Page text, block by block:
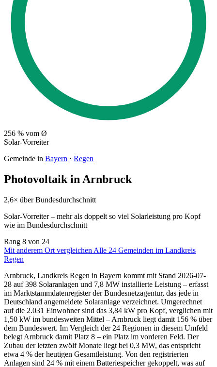
256 % vom Ø
Solar-Vorreiter
Gemeinde in Bayern · Regen
Photovoltaik in Arnbruck
2,6× über Bundesdurchschnitt
Solar-Vorreiter – mehr als doppelt so viel Solarleistung pro Kopf
wie im Bundesdurchschnitt
Rang 8 von 24
Mit anderem Ort vergleichen Alle 24 Gemeinden im Landkreis
Regen
Arnbruck, Landkreis Regen in Bayern kommt mit Stand 2026-07-
28 auf 398 Solaranlagen und 7,8 MW installierte Leistung – erfasst
im Marktstammdatenregister der Bundesnetzagentur, das jede in
Deutschland angemeldete Solaranlage verzeichnet. Umgerechnet
auf die 2.031 Einwohner sind das 3,84 kW pro Kopf, verglichen mit
1,50 kW im bundesweiten Mittel – Arnbruck liegt damit 156 % über
dem Bundeswert. Im Vergleich der 24 Regionen in diesem Umfeld
belegt Arnbruck damit Platz 8 – ein Platz im vorderen Feld. Der
Zubau der letzten zwölf Monate liegt bei 0,3 MW, das entspricht
etwa 4 % der heutigen Gesamtleistung. Von den registrierten
Anlagen sind 24 % mit einem Batteriespeicher gekoppelt, was auf